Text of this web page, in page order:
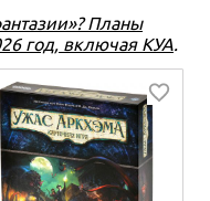
Планы
год, включая КУА